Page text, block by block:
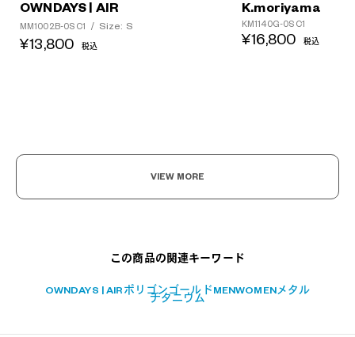
OWNDAYS | AIR
MM1002B-0S C1 / Size: S
¥13,800 税込
K.moriyama
KM1140G-0S C1
¥16,800 税込
VIEW MORE
この商品の関連キーワード
OWNDAYS | AIR ポリゴン ゴールド MENWOMENメタル
チタニウム